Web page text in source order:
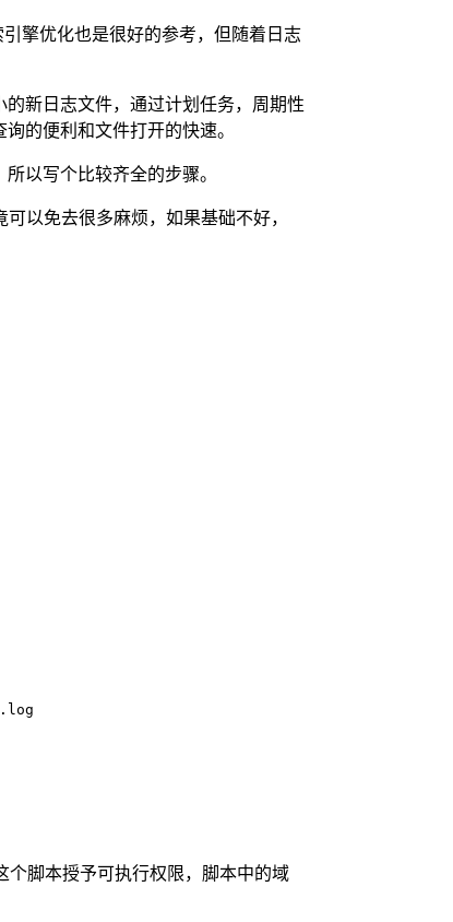
擎优化也是很好的参考，但随着日志
新日志文件，通过计划任务，周期性
的便利和文件打开的快速。
以写个比较齐全的步骤。
以免去很多麻烦，如果基础不好，
个脚本授予可执行权限，脚本中的域